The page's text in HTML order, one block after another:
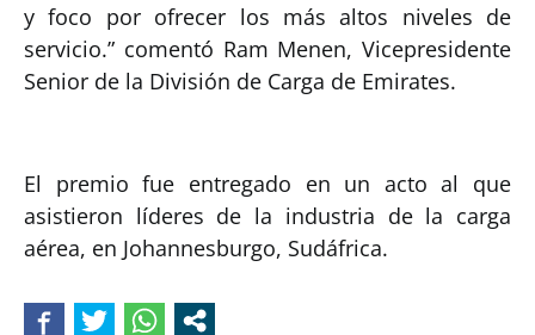
y foco por ofrecer los más altos niveles de
servicio.” comentó Ram Menen, Vicepresidente
Senior de la División de Carga de Emirates.
El premio fue entregado en un acto al que
asistieron líderes de la industria de la carga
aérea, en Johannesburgo, Sudáfrica.